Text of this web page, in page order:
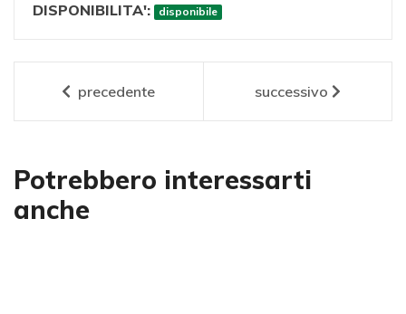
DISPONIBILITA':
disponibile
precedente successivo
Potrebbero interessarti
anche